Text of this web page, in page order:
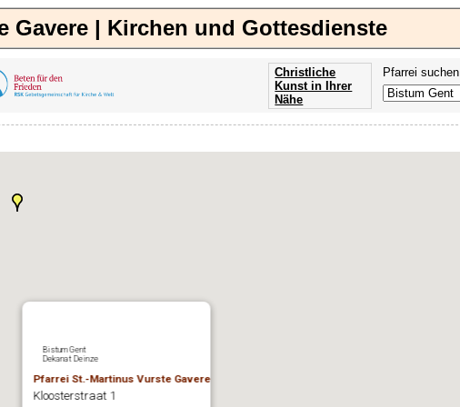
Gavere | Kirchen und Gottesdienste
Pfarrei suchen
Christliche
Kunst in Ihrer
Nähe
Bistum Gent
Dekanat Deinze
Pfarrei St.-Martinus Vurste Gavere
Kloosterstraat 1